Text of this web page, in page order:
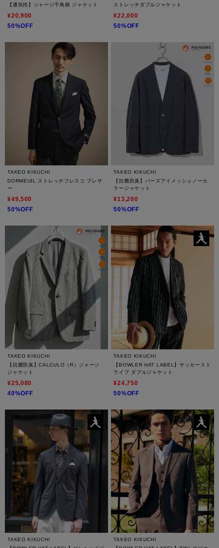
【通気性】ジャージ千鳥柄 ジャケット
¥20,900
50%OFF
ストレッチダブルジャケット
¥22,000
50%OFF
TAKEO KIKUCHI
DORMEUIL ストレッチフレスコ ブレザ
ー
¥49,500
50%OFF
TAKEO KIKUCHI
【抗菌防臭】バーズアイメッシュノーカ
ラージャケット
¥13,200
50%OFF
TAKEO KIKUCHI
【抗菌防臭】CALCULO（R）ジャージ
ジャケット
¥25,080
40%OFF
TAKEO KIKUCHI
【BOWLER HAT LABEL】サッカースト
ライプ ダブルジャケット
¥24,750
50%OFF
TAKEO KIKUCHI
TAKEO KIKUCHI